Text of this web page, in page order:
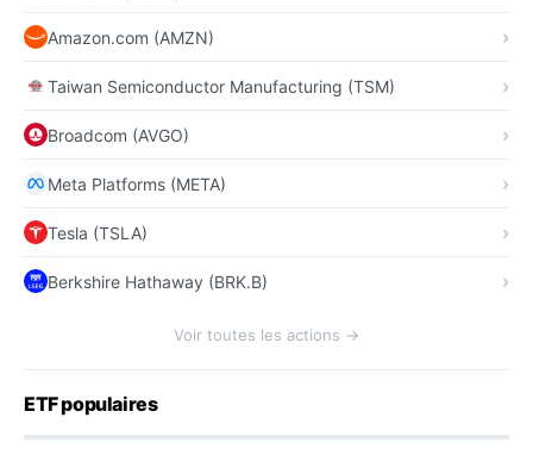
Amazon.com (AMZN)
Taiwan Semiconductor Manufacturing (TSM)
Broadcom (AVGO)
Meta Platforms (META)
Tesla (TSLA)
Berkshire Hathaway (BRK.B)
Voir toutes les actions →
ETF populaires